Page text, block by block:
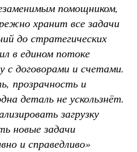
помощником,
хранит все задачи
до стратегических
в едином потоке
с договорами и счетами.
прозрачность и
деталь не ускользнёт.
загрузку
новые задачи
и справедливо»